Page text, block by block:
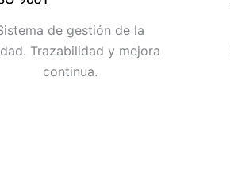
de gestión de la
Trazabilidad y mejora
continua.